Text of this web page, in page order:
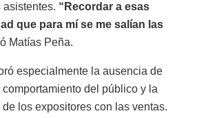
“Recordar a esas
que para mí se me salían las
Matías Peña.
especialmente la ausencia de
del público y la
los expositores con las ventas.